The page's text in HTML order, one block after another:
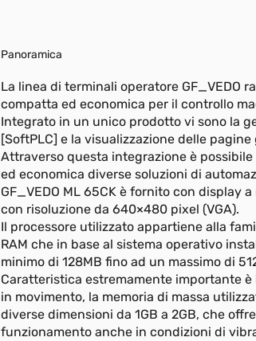
Panoramica
La linea di terminali operatore GF_VEDO
compatta ed economica per il controllo
Integrato in un unico prodotto vi sono la
[SoftPLC] e la visualizzazione delle pagine
Attraverso questa integrazione è
ed economica diverse soluzioni di
GF_VEDO ML 65CK è fornito con display
con risoluzione da 640×480 pixel (VGA).
Il processore utilizzato appartiene alla
RAM che in base al sistema operativo
minimo di 128MB fino ad un massimo di
Caratteristica estremamente importante
in movimento, la memoria di massa
diverse dimensioni da 1GB a 2GB, che
funzionamento anche in condizioni di